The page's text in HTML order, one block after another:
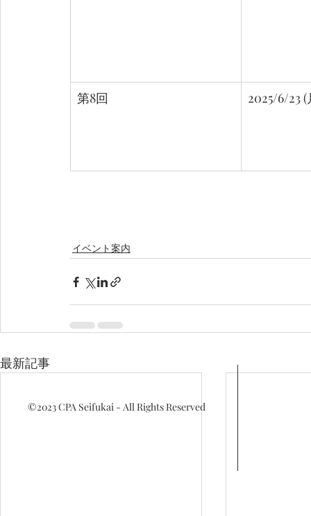
第8回 2025/6/23 (
イベント案内
最新記事
©2023CPA Seifukai - All Rights Reserved